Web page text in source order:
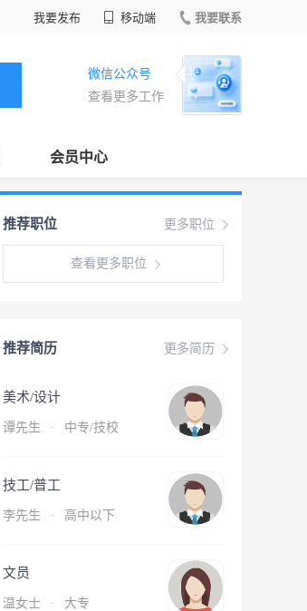
我要发布 移动端 我要联系
微信公众号
查看更多工作
会员中心
更多职位
推荐职位
查看更多职位
更多简历
推荐简历
美术/设计
谭先生 · 中专/技校
技工/普工
李先生 · 高中以下
文员
温女士 · 大专